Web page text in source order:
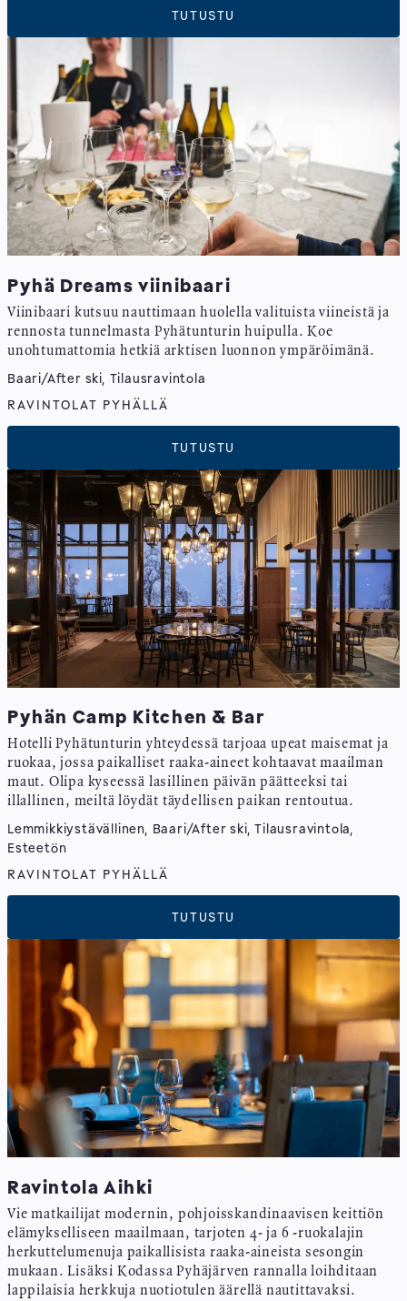
TUTUSTU
Pyhä Dreams viinibaari
Viinibaari kutsuu nauttimaan huolella valituista viineistä ja
rennosta tunnelmasta Pyhätunturin huipulla. Koe
unohtumattomia hetkiä arktisen luonnon ympäröimänä.
Baari/After ski, Tilausravintola
RAVINTOLAT PYHÄLLÄ
TUTUSTU
Pyhän Camp Kitchen & Bar
Hotelli Pyhätunturin yhteydessä tarjoaa upeat maisemat ja
ruokaa, jossa paikalliset raaka-aineet kohtaavat maailman
maut. Olipa kyseessä lasillinen päivän päätteeksi tai
illallinen, meiltä löydät täydellisen paikan rentoutua.
Lemmikkiystävällinen, Baari/After ski, Tilausravintola,
Esteetön
RAVINTOLAT PYHÄLLÄ
TUTUSTU
Ravintola Aihki
Vie matkailijat modernin, pohjoisskandinaavisen keittiön
elämykselliseen maailmaan, tarjoten 4- ja 6 -ruokalajin
herkuttelumenuja paikallisista raaka-aineista sesongin
mukaan. Lisäksi Kodassa Pyhäjärven rannalla loihditaan
lappilaisia herkkuja nuotiotulen äärellä nautittavaksi.